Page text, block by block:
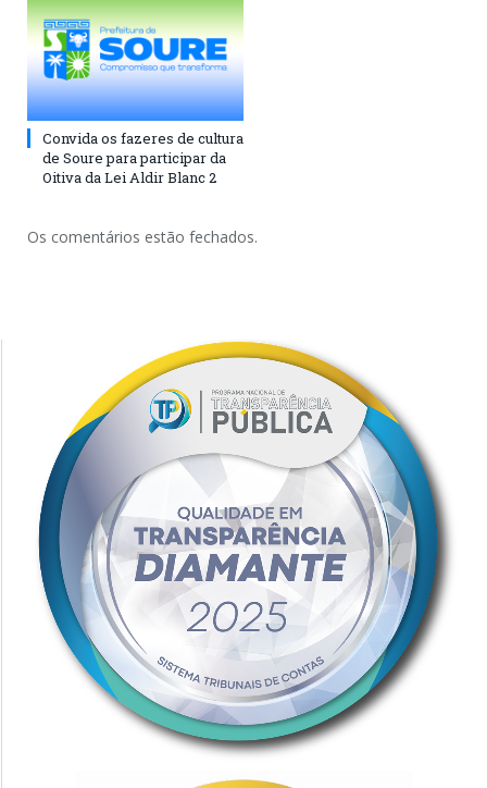
Convida os fazeres de cultura
de Soure para participar da
Oitiva da Lei Aldir Blanc 2
Os comentários estão fechados.